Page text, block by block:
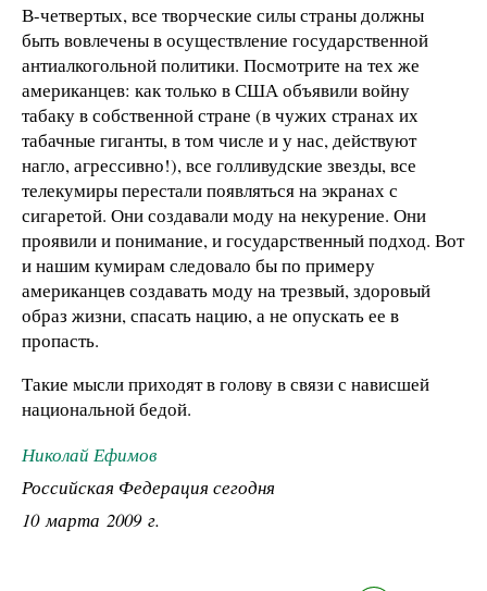
В-четвертых, все творческие силы страны должны
быть вовлечены в осуществление государственной
антиалкогольной политики. Посмотрите на тех же
американцев: как только в США объявили войну
табаку в собственной стране (в чужих странах их
табачные гиганты, в том числе и у нас, действуют
нагло, агрессивно!), все голливудские звезды, все
телекумиры перестали появляться на экранах с
сигаретой. Они создавали моду на некурение. Они
проявили и понимание, и государственный подход. Вот
и нашим кумирам следовало бы по примеру
американцев создавать моду на трезвый, здоровый
образ жизни, спасать нацию, а не опускать ее в
пропасть.
Такие мысли приходят в голову в связи с нависшей
национальной бедой.
Николай Ефимов
Российская Федерация сегодня
10 марта 2009 г.